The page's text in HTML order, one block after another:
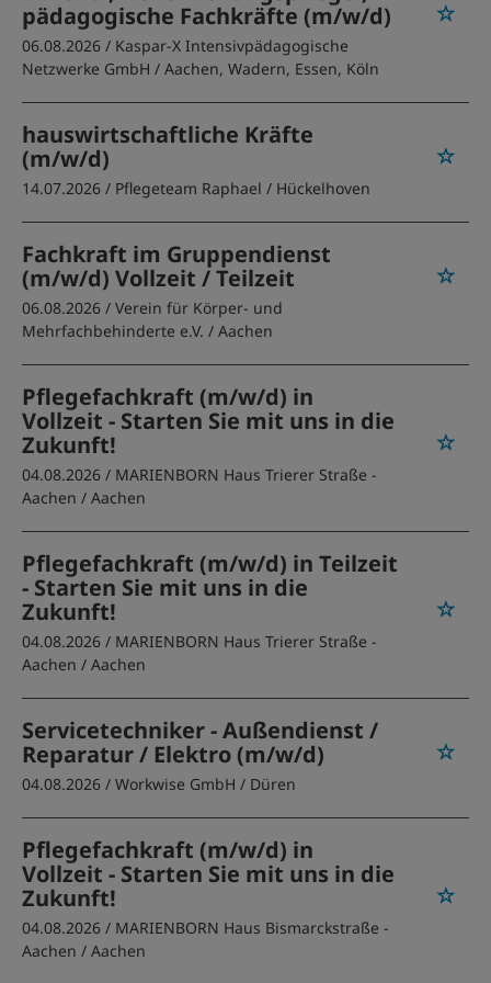
pädagogische Fachkräfte (m/w/d)
06.08.2026 / Kaspar-X Intensivpädagogische
Netzwerke GmbH / Aachen, Wadern, Essen, Köln
hauswirtschaftliche Kräfte
(m/w/d)
14.07.2026 / Pflegeteam Raphael / Hückelhoven
Fachkraft im Gruppendienst
(m/w/d) Vollzeit / Teilzeit
06.08.2026 / Verein für Körper- und
Mehrfachbehinderte e.V. / Aachen
Pflegefachkraft (m/w/d) in
Vollzeit - Starten Sie mit uns in die
Zukunft!
04.08.2026 / MARIENBORN Haus Trierer Straße -
Aachen / Aachen
Pflegefachkraft (m/w/d) in Teilzeit
- Starten Sie mit uns in die
Zukunft!
04.08.2026 / MARIENBORN Haus Trierer Straße -
Aachen / Aachen
Servicetechniker - Außendienst /
Reparatur / Elektro (m/w/d)
04.08.2026 / Workwise GmbH / Düren
Pflegefachkraft (m/w/d) in
Vollzeit - Starten Sie mit uns in die
Zukunft!
04.08.2026 / MARIENBORN Haus Bismarckstraße -
Aachen / Aachen